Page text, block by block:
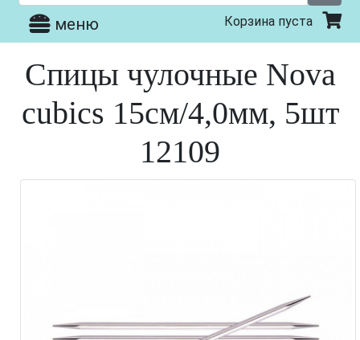
меню Корзина пуста
Спицы чулочные Nova
cubics 15см/4,0мм, 5шт
12109